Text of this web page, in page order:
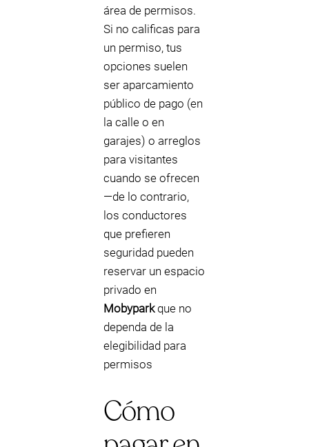
área de permisos.
Si no calificas para
un permiso, tus
opciones suelen
ser aparcamiento
público de pago (en
la calle o en
garajes) o arreglos
para visitantes
cuando se ofrecen
—de lo contrario,
los conductores
que prefieren
seguridad pueden
reservar un espacio
privado en
Mobyparkque no
dependa de la
elegibilidad para
permisos
Cómo